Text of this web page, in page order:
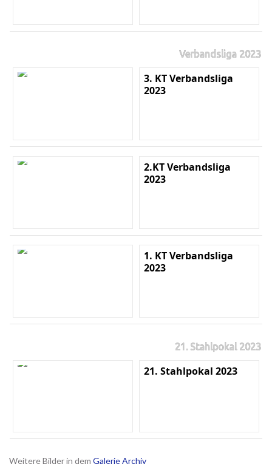
Verbandsliga 2023
3. KT Verbandsliga
2023
2.KT Verbandsliga
2023
1. KT Verbandsliga
2023
21. Stahlpokal 2023
21. Stahlpokal 2023
Weitere Bilder in dem Galerie Archiv